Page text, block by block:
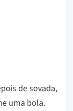
de sovada,
uma bola.